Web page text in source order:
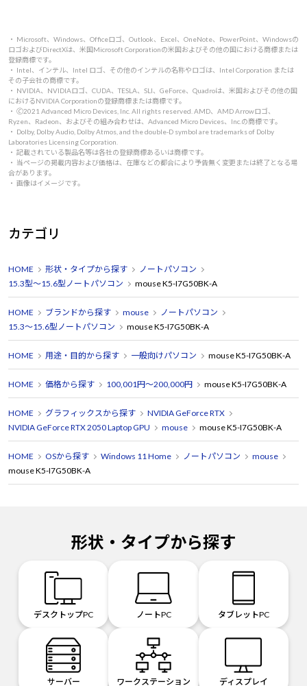
・ Microsoft、Windows、Officeロゴ、Outlook、Excel、OneNote、PowerPoint、Windowsの
ロゴおよびDirectXは、米国Microsoft Corporationの米国およびその他の国における商標または
登録商標です。
・ Intel、インテル、Intel ロゴ、その他のインテルの名称やロゴは、Intel Corporation または
その子会社の商標です。
・ NVIDIA、NVIDIAロゴ、CUDA、TESLA、SLI、GeForce、Quadroは、米国およびその他の国
におけるNVIDIA Corporationの登録商標または商標です。
・ 🄫2021 Advanced Micro Devices, Inc. All rights reserved. AMD、AMD Arrowロゴ、
Ryzen、Radeon、およびその組み合わせは、Advanced Micro Devices、Inc.の商標です。
・ Dolby, Dolby Audio, Dolby Atmos, and the double-D symbol are trademarks of Dolby
Laboratories Licensing Corporation.
・ 記載されている製品名等は各社の登録商標あるいは商標です。
・ 当ページの掲載内容および価格は、在庫などの都合により予告無く変更または終了となる場
合があります。
・ 画像はイメージです。
カテゴリ
HOME 形状・タイプから探す
ノートパソコン
15.3型～15.6型ノートパソコン
mouse K5-I7G50BK-A
HOME ブランドから探す mouse
ノートパソコン
15.3～15.6型ノートパソコン
mouse K5-I7G50BK-A
HOME 用途・目的から探す 一般向けパソコン mouse K5-I7G50BK-A
HOME 価格から探す 100,001円～200,000円 mouse K5-I7G50BK-A
HOME グラフィックスから探す
NVIDIA GeForce RTX
NVIDIA GeForce RTX 2050 Laptop GPU
mouse mouse K5-I7G50BK-A
HOME OSから探す Windows 11 Home ノートパソコン
mouse
mouse K5-I7G50BK-A
形状・タイプから探す
デスクトップPC ノートPC タブレットPC
サーバー ワークステーション ディスプレイ